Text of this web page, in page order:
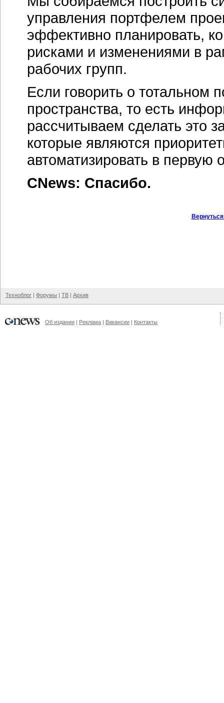
управления портфелем
эффективно планировать,
рисками и изменениями в
рабочих групп.
Если говорить о тотальном
пространства, то есть
рассчитываем сделать это
которые являются
автоматизировать в первую
CNews: Спасибо.
Техноблог | Форумы | ТВ | Архив
Об издании | Реклама | Вакансии | Контакты